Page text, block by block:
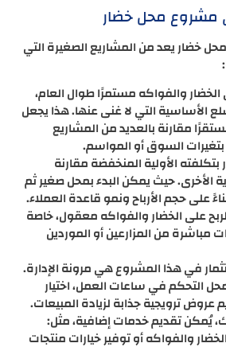
مشروع محل خضار
خضار يعد من المشاريع الصغيرة التي
والفواكه مستمرًا طوال العام،
الأساسية التي لا غنى عنها. هذا يجعل
مقارنة بالعديد من المشاريع
بتغيرات السوق أو المواسم.
بتكلفته الأولية المنخفضة مقارنة
الأخرى. حيث يمكن البدء بمحل صغير ثم
على حجم الأرباح ونمو قاعدة العملاء.
على الخضار والفواكه معقول، خاصة
مباشرة من المزارعين أو الموردين
في هذا المشروع هي مرونة الإدارة.
التحكم في ساعات العمل، اختيار
عروض ترويجية جذابة لزيادة المبيعات.
يُمكن تقديم خدمات إضافية، مثل:
والفواكه أو توفير خيارات منتجات